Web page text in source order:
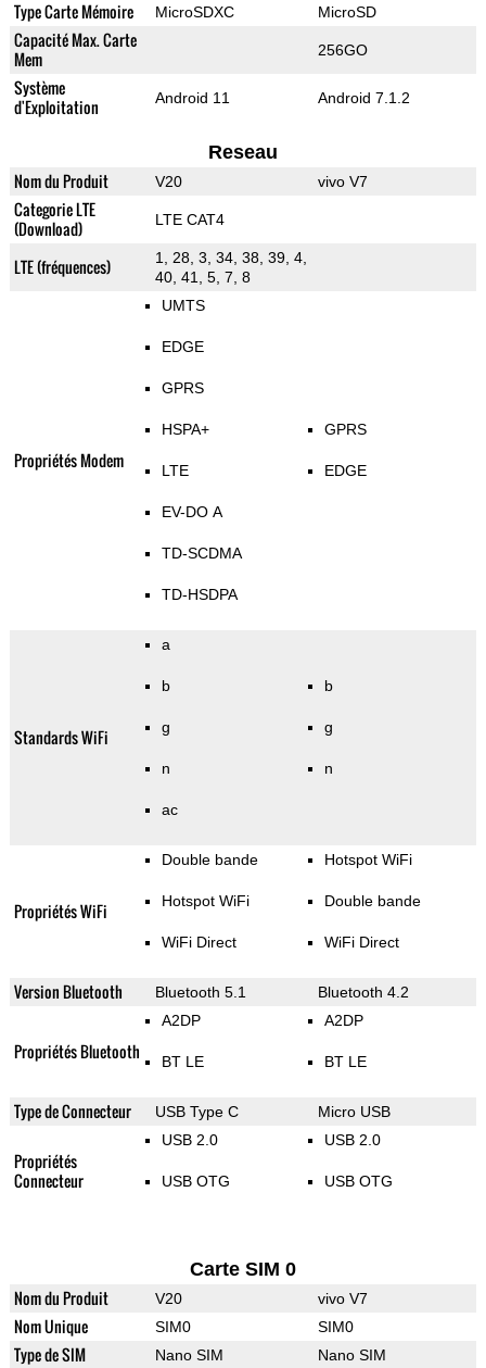
Type Carte Mémoire MicroSDXC MicroSD
Capacité Max. Carte
Mem
256GO
Système
d'Exploitation
Android 11 Android 7.1.2
Reseau
Nom du Produit V20 vivo V7
Categorie LTE
(Download)
LTE CAT4
LTE (fréquences)
1, 28, 3, 34, 38, 39, 4,
40, 41, 5, 7, 8
Propriétés Modem
UMTS
EDGE
GPRS
HSPA+
LTE
EV-DO A
TD-SCDMA
TD-HSDPA
GPRS
EDGE
Standards WiFi
a
b
g
n
ac
b
g
n
Propriétés WiFi
Double bande
Hotspot WiFi
WiFi Direct
Hotspot WiFi
Double bande
WiFi Direct
Version Bluetooth Bluetooth 5.1 Bluetooth 4.2
Propriétés Bluetooth
A2DP
BT LE
A2DP
BT LE
Type de Connecteur USB Type C Micro USB
Propriétés
Connecteur
USB 2.0
USB OTG
USB 2.0
USB OTG
Carte SIM 0
Nom du Produit V20 vivo V7
Nom Unique SIM0 SIM0
Type de SIM Nano SIM Nano SIM